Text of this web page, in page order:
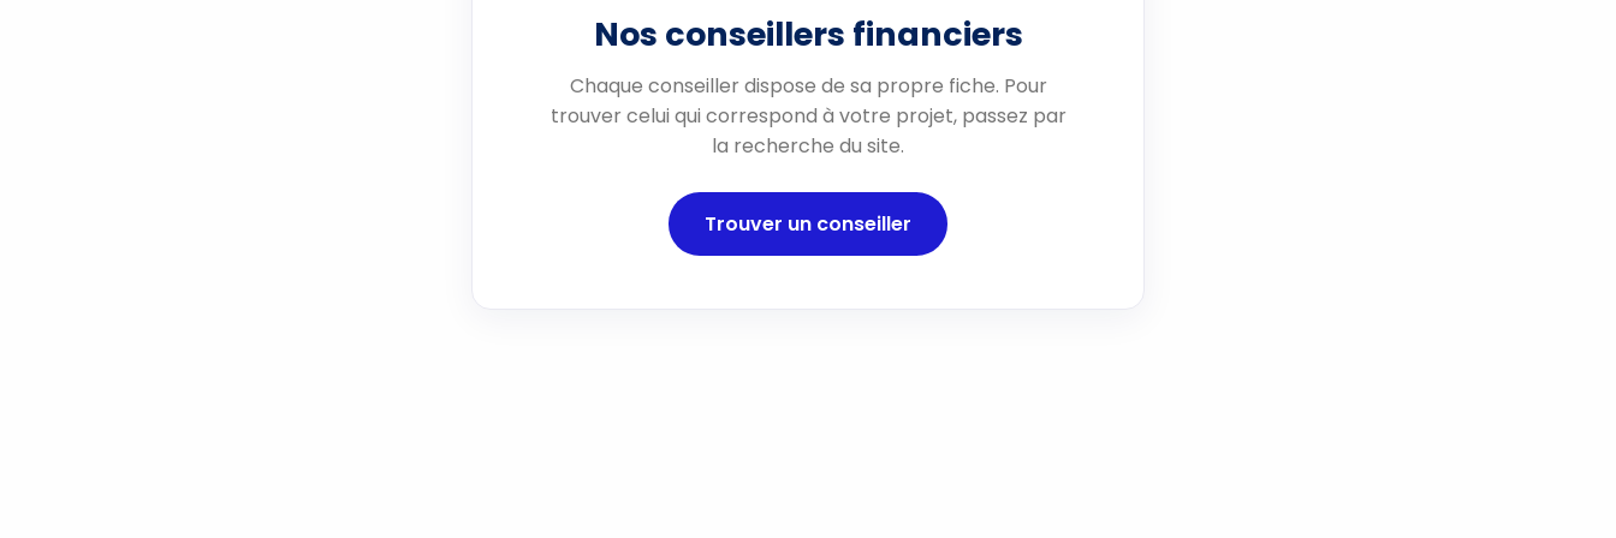
Nos conseillers financiers
Chaque conseiller dispose de sa propre fiche. Pour
trouver celui qui correspond à votre projet, passez par
la recherche du site.
Trouver un conseiller